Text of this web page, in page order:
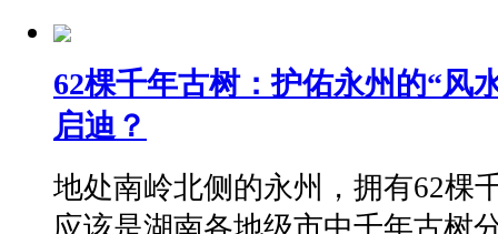
62棵千年古树：护佑永州的“风
启迪？
地处南岭北侧的永州，拥有62棵